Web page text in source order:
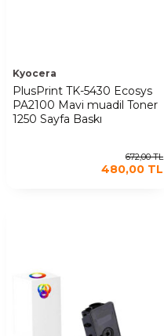
Kyocera
PlusPrint TK-5430 Ecosys
PA2100 Mavi muadil Toner
1250 Sayfa Baskı
672,00TL
480,00 TL